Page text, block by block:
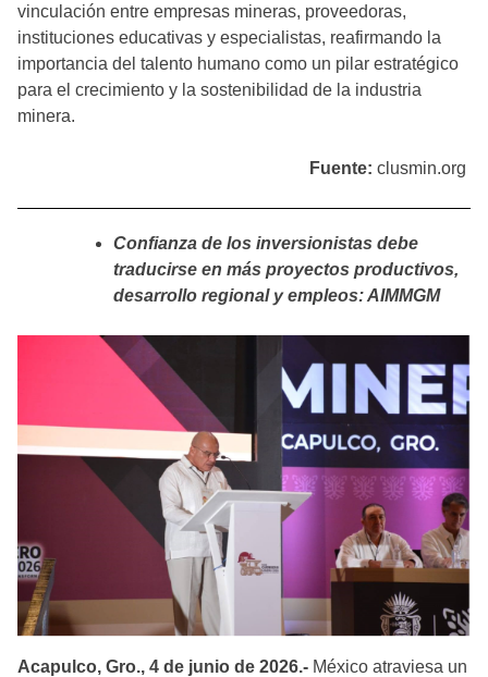
vinculación entre empresas mineras, proveedoras,
instituciones educativas y especialistas, reafirmando la
importancia del talento humano como un pilar estratégico
para el crecimiento y la sostenibilidad de la industria
minera.
Fuente: clusmin.org
Confianza de los inversionistas debe
traducirse en más proyectos productivos,
desarrollo regional y empleos: AIMMGM
Acapulco, Gro., 4 de junio de 2026.- México atraviesa un